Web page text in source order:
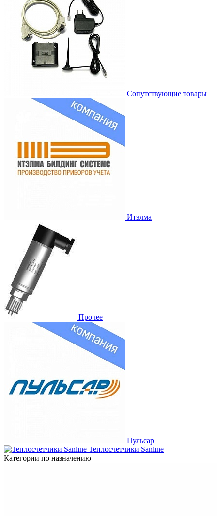
Сопутствующие товары
Итэлма
Прочее
Пульсар
Теплосчетчики Sanline
Категории по назначению